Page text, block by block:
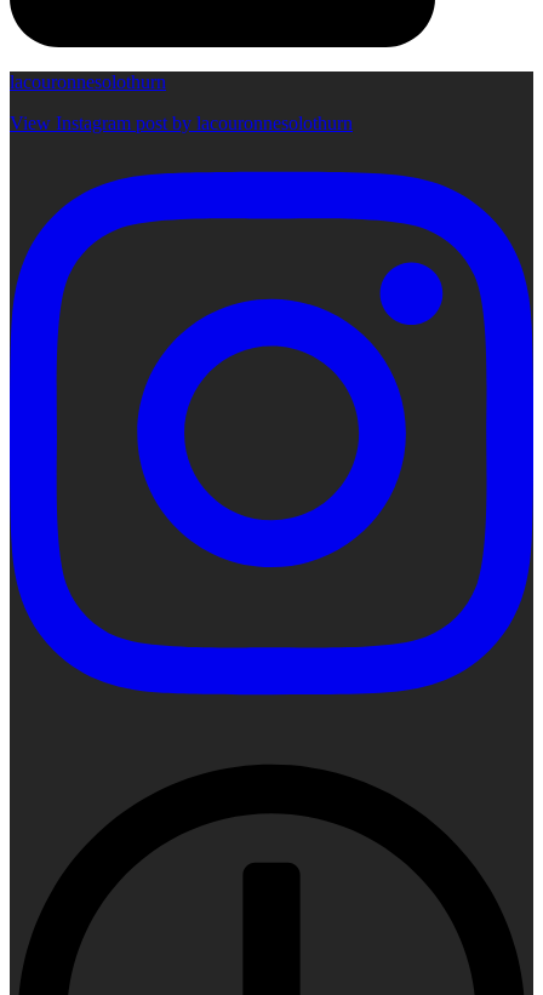
lacouronnesolothurn
View Instagram post by lacouronnesolothurn